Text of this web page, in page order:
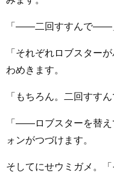
「――二回すすんで――
「それぞれロブスター
わめきます。
「もちろん。二回すす
「――ロブスターを替え
ォンがつづけます。
そしてにせウミガメ。